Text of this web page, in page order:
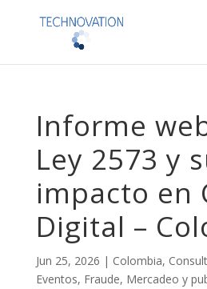
Informe
Ley 2573 y
impacto en
Digital –
Jun 25, 2026 | Colombia,
Eventos, Fraude, Mercadeo y